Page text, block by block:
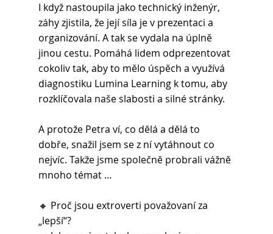
I když nastoupila jako technický inženýr,
záhy zjistila, že její síla je v prezentaci a
organizování. A tak se vydala na úplně
jinou cestu. Pomáhá lidem odprezentovat
cokoliv tak, aby to mělo úspěch a využívá
diagnostiku Lumina Learning k tomu, aby
rozklíčovala naše slabosti a silné stránky.
A protože Petra ví, co dělá a dělá to
dobře, snažil jsem se z ní vytáhnout co
nejvíc. Takže jsme společně probrali vážně
mnoho témat …
🔸 Proč jsou extroverti považovaní za
„lepší“?